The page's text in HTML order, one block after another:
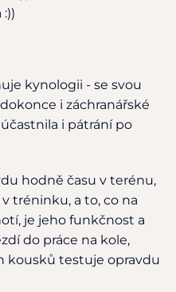
kynologii - se svou
i záchranářské
i pátrání po
hodně času v terénu,
tréninku, a to, co na
je jeho funkčnost a
do práce na kole,
kousků testuje opravdu